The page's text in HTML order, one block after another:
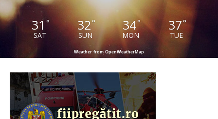
31 °
SAT
32°
SUN
34°
MON
37°
TUE
Weather from OpenWeatherMap